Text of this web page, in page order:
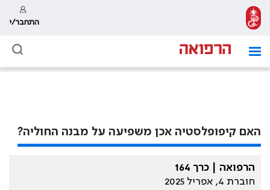
התחבר/י
האם קיפופלסטיה אכן משפיעה על מבנה החוליה?
הרפואה | כרך 164
חוברת 4, אפריל 2025